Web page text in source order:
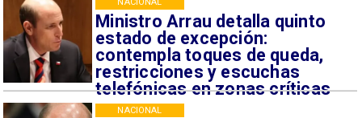
Ministro Arrau detalla quinto
estado de excepción:
contempla toques de queda,
restricciones y escuchas
telefónicas en zonas críticas
NACIONAL